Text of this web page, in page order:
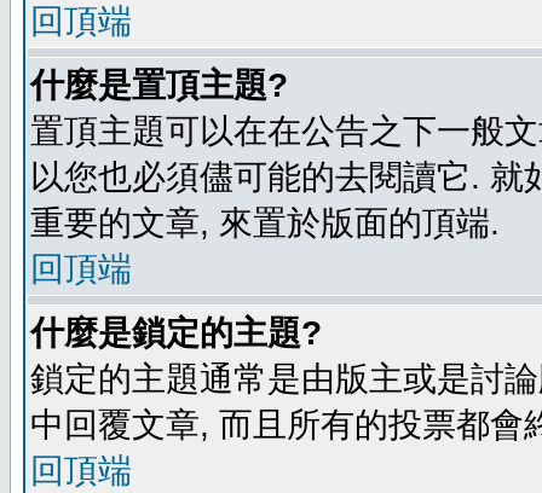
回頂端
什麼是置頂主題?
置頂主題可以在在公告之下一般
以您也必須儘可能的去閱讀它.
重要的文章, 來置於版面的頂端.
回頂端
什麼是鎖定的主題?
鎖定的主題通常是由版主或是討
中回覆文章, 而且所有的投票都
回頂端